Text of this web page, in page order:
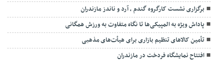
برگزاری نشست کارگروه گندم ، آرد و ناندز مازندران
پاداش ویژه به المپیکی‌ها تا نگاه متفاوت به ورزش همگانی
تأمین کالاهای تنظیم بازاری برای هیأت‌های مذهبی
افتتاح نمایشگاه فردخت در مازندران